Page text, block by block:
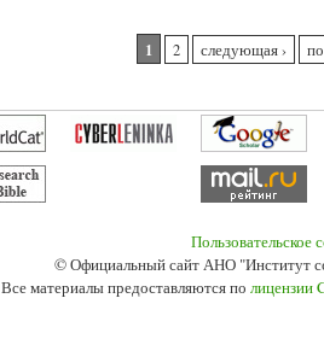
1 2 следующая ›
Пользовательское
© Официальный сайт АНО "Институт
Все материалы предоставляются по лицензии